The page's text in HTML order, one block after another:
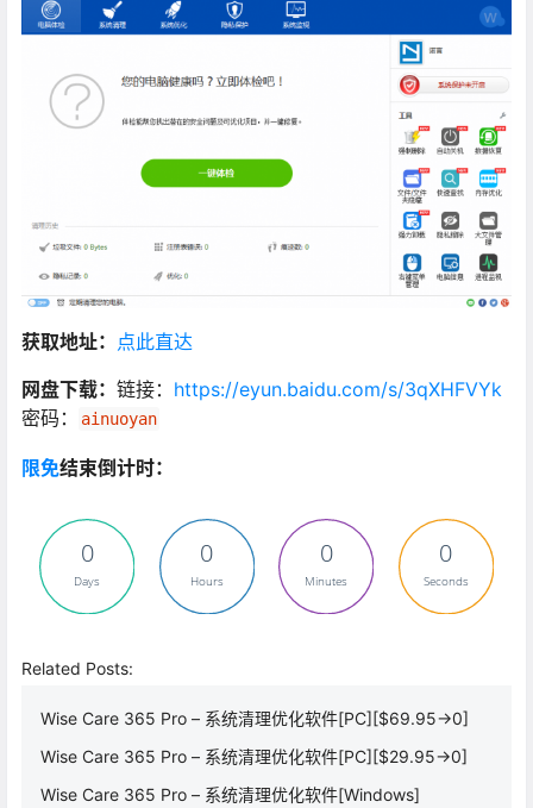
获取地址： 点此直达
网盘下载： 链接： https://eyun.baidu.com/s/3qXHFVYk
密码：
ainuoyan
限免结束倒计时：
0
Days
0
Hours
0
Minutes
0
Seconds
Related Posts:
Wise Care 365 Pro – 系统清理优化软件[PC][$69.95→0]
Wise Care 365 Pro – 系统清理优化软件[PC][$29.95→0]
Wise Care 365 Pro – 系统清理优化软件[Windows]